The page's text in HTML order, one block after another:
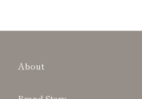
About